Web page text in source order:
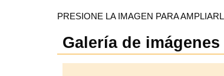
PRESIONE LA IMAGEN PARA
Galería de imágenes